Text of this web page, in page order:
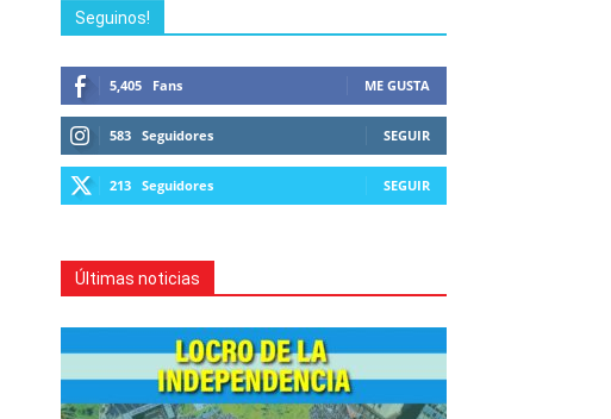
Seguinos!
5,405 Fans ME GUSTA
583 Seguidores SEGUIR
213 Seguidores SEGUIR
Últimas noticias